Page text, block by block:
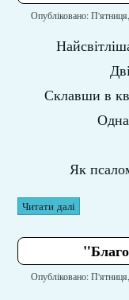
Опубліковано:
Склавши в
Як
Читати далі
Опубліковано: